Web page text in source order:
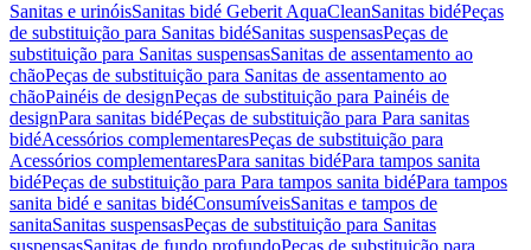
Sanitas e urinóisSanitas bidé Geberit AquaCleanSanitas bidéPeças
de substituição para Sanitas bidéSanitas suspensasPeças de
substituição para Sanitas suspensasSanitas de assentamento ao
chãoPeças de substituição para Sanitas de assentamento ao
chãoPainéis de designPeças de substituição para Painéis de
designPara sanitas bidéPeças de substituição para Para sanitas
bidéAcessórios complementaresPeças de substituição para
Acessórios complementaresPara sanitas bidéPara tampos sanita
bidéPeças de substituição para Para tampos sanita bidéPara tampos
sanita bidé e sanitas bidéConsumíveisSanitas e tampos de
sanitaSanitas suspensasPeças de substituição para Sanitas
suspensasSanitas de fundo profundoPeças de substituição para